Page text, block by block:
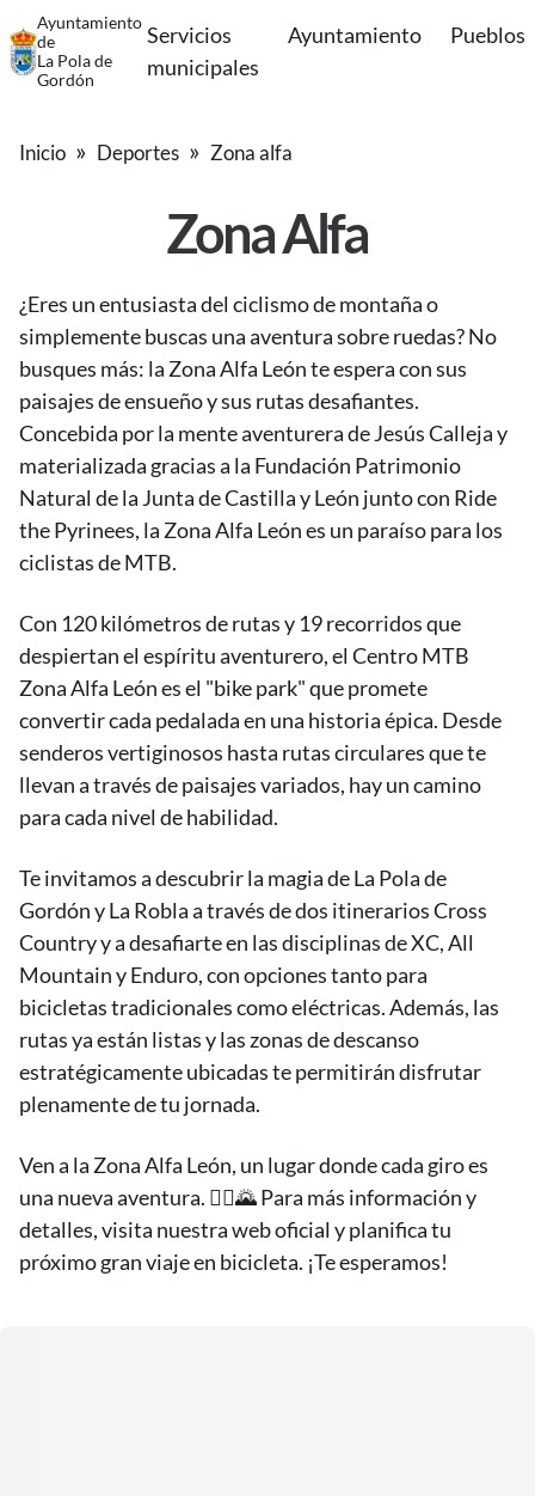
Ayuntamiento
de
La Pola de
Gordón
Servicios
municipales
Ayuntamiento Pueblos
Inicio Deportes Zona alfa
Zona Alfa
¿Eres un entusiasta del ciclismo de montaña o
simplemente buscas una aventura sobre ruedas? No
busques más: la Zona Alfa León te espera con sus
paisajes de ensueño y sus rutas desafiantes.
Concebida por la mente aventurera de Jesús Calleja y
materializada gracias a la Fundación Patrimonio
Natural de la Junta de Castilla y León junto con Ride
the Pyrinees, la Zona Alfa León es un paraíso para los
ciclistas de MTB.
Con 120 kilómetros de rutas y 19 recorridos que
despiertan el espíritu aventurero, el Centro MTB
Zona Alfa León es el "bike park" que promete
convertir cada pedalada en una historia épica. Desde
senderos vertiginosos hasta rutas circulares que te
llevan a través de paisajes variados, hay un camino
para cada nivel de habilidad.
Te invitamos a descubrir la magia de La Pola de
Gordón y La Robla a través de dos itinerarios Cross
Country y a desafiarte en las disciplinas de XC, All
Mountain y Enduro, con opciones tanto para
bicicletas tradicionales como eléctricas. Además, las
rutas ya están listas y las zonas de descanso
estratégicamente ubicadas te permitirán disfrutar
plenamente de tu jornada.
Ven a la Zona Alfa León, un lugar donde cada giro es
una nueva aventura. 🚵‍♂️🌄 Para más información y
detalles, visita nuestra web oficial y planifica tu
próximo gran viaje en bicicleta. ¡Te esperamos!